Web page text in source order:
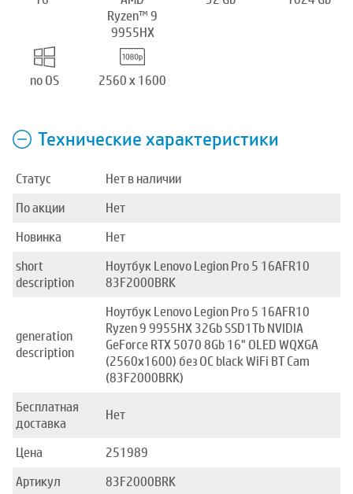
Ryzen™ 9
9955HX
no OS 2560 x 1600
Технические характеристики
Статус
Нет в наличии
По акции
Нет
Новинка
Нет
short
description
Ноутбук Lenovo Legion Pro 5 16AFR10
83F2000BRK
generation
description
Ноутбук Lenovo Legion Pro 5 16AFR10
Ryzen 9 9955HX 32Gb SSD1Tb NVIDIA
GeForce RTX 5070 8Gb 16" OLED WQXGA
(2560x1600) без ОС black WiFi BT Cam
(83F2000BRK)
Бесплатная
доставка
Нет
Цена
251989
Артикул
83F2000BRK